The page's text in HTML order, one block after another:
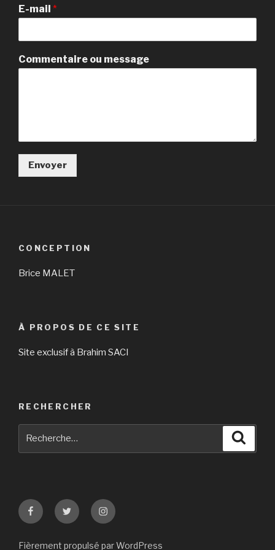
E-mail *
Commentaire ou message
Envoyer
CONCEPTION
Brice MALET
À PROPOS DE CE SITE
Site exclusif à Brahim SACI
RECHERCHER
FacebookTwitter Instagram
Fièrement propulsé par WordPress